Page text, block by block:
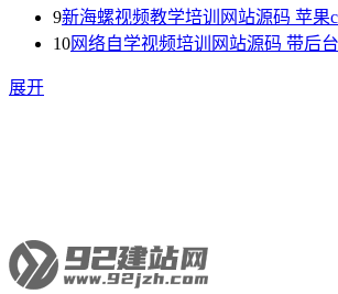
9新海螺视频教学培训网站源码 苹果
10网络自学视频培训网站源码 带后
展开